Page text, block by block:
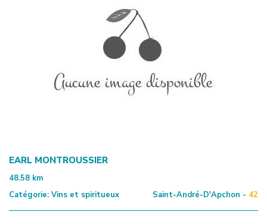
EARL MONTROUSSIER
48.58 km
Catégorie: Vins et spiritueux Saint-André-D'Apchon - 42